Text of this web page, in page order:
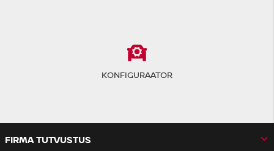
KONFIGURAATOR
FIRMA TUTVUSTUS